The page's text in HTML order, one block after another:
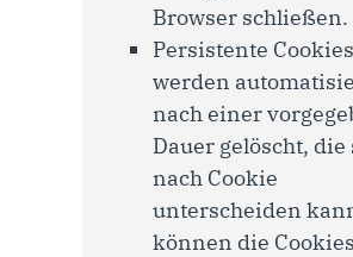
Browser schließen.
Persistente Cookies
werden
nach einer
Dauer gelöscht, die
nach Cookie
unterscheiden
können die